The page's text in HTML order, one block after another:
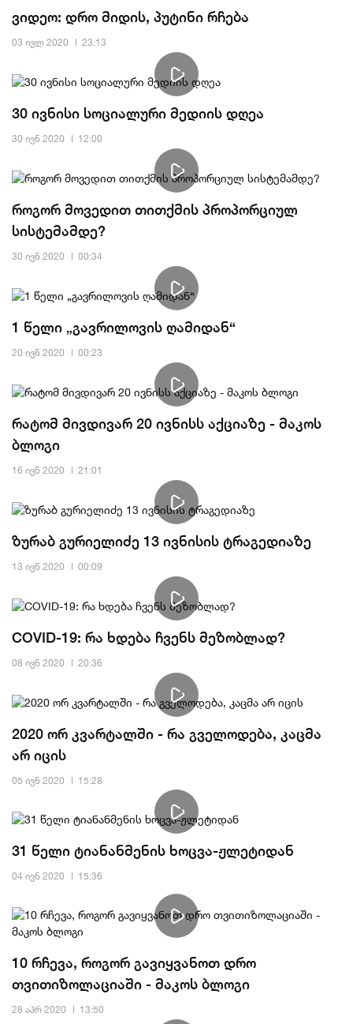
ვიდეო: დრო მიდის, პუტინი რჩება
03 ივლ 2020 23:13
30 ივნისი სოციალური მედიის დღეა
30 ივნ 2020 12:00
როგორ მოვედით თითქმის პროპორციულ
სისტემამდე?
30 ივნ 2020 00:34
1 წელი „გავრილოვის ღამიდან“
20 ივნ 2020 00:23
რატომ მივდივარ 20 ივნისს აქციაზე - მაკოს
ბლოგი
16 ივნ 2020 21:01
ზურაბ გურიელიძე 13 ივნისის ტრაგედიაზე
13 ივნ 2020 00:09
COVID-19: რა ხდება ჩვენს მეზობლად?
08 ივნ 2020 20:36
2020 ორ კვარტალში - რა გველოდება, კაცმა
არ იცის
05 ივნ 2020 15:28
31 წელი ტიანანმენის ხოცვა-ჟლეტიდან
04 ივნ 2020 15:36
10 რჩევა, როგორ გავიყვანოთ დრო
თვითიზოლაციაში - მაკოს ბლოგი
28 აპრ 2020 13:50